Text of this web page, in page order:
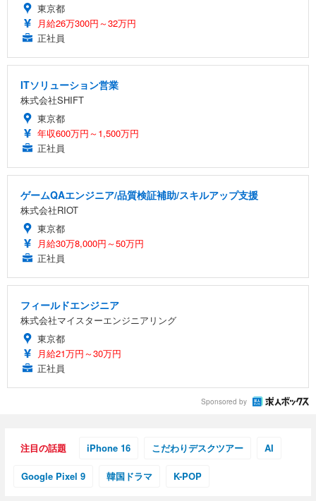
東京都
月給26万300円～32万円
正社員
ITソリューション営業
株式会社SHIFT
東京都
年収600万円～1,500万円
正社員
ゲームQAエンジニア/品質検証補助/スキルアップ支援
株式会社RIOT
東京都
月給30万8,000円～50万円
正社員
フィールドエンジニア
株式会社マイスターエンジニアリング
東京都
月給21万円～30万円
正社員
Sponsored by
注目の話題 iPhone 16 こだわりデスクツアー AI
Google Pixel 9 韓国ドラマ K-POP